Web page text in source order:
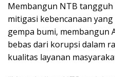
Membangun NTB tangguh
mitigasi kebencanaan
gempa bumi, membangun
bebas dari korupsi dalam
kualitas layanan